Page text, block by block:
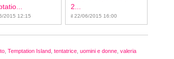
2015 12:15
2...
il 22/06/2015 16:00
Temptation Island tentatrice uomini e donne valeria